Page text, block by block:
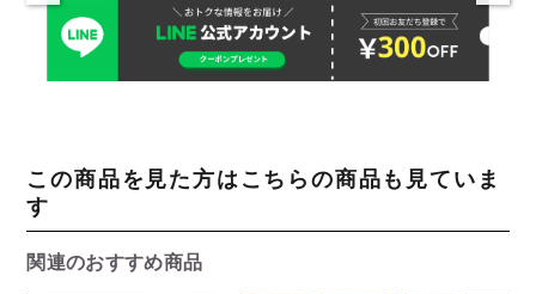
この商品を見た方はこちらの商品も見ていま
す
関連のおすすめ商品